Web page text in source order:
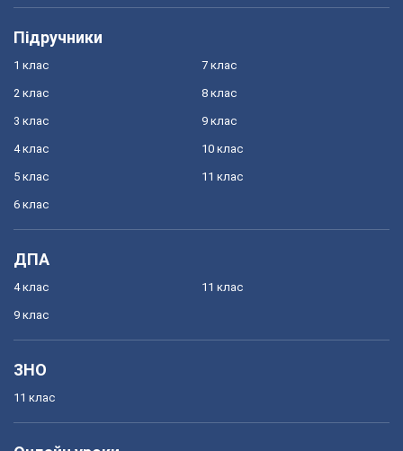
Підручники
1 клас
2 клас
3 клас
4 клас
5 клас
6 клас
7 клас
8 клас
9 клас
10 клас
11 клас
ДПА
4 клас
9 клас
11 клас
ЗНО
11 клас